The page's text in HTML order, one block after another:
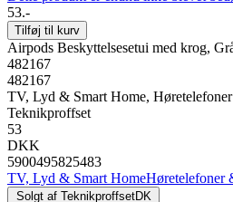
53.-
Tilføj til kurv
Airpods Beskyttelsesetui med krog,
482167
482167
TV, Lyd & Smart Home,
Teknikproffset
53
DKK
5900495825483
TV, Lyd & Smart HomeHøretelefoner
Solgt af TeknikproffsetDK